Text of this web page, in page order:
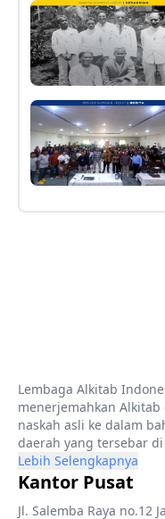
Lembaga Alkitab
menerjemahkan
naskah asli ke dalam
daerah yang tersebar
Lebih Selengkapnya
Kantor Pusat
Jl. Salemba Raya no.12